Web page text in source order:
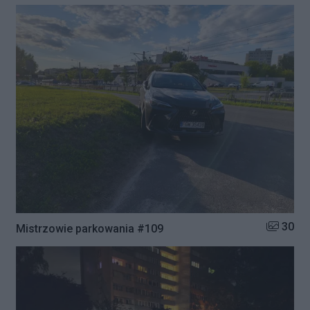
Mistrzowie parkowania #109 Liczba
30